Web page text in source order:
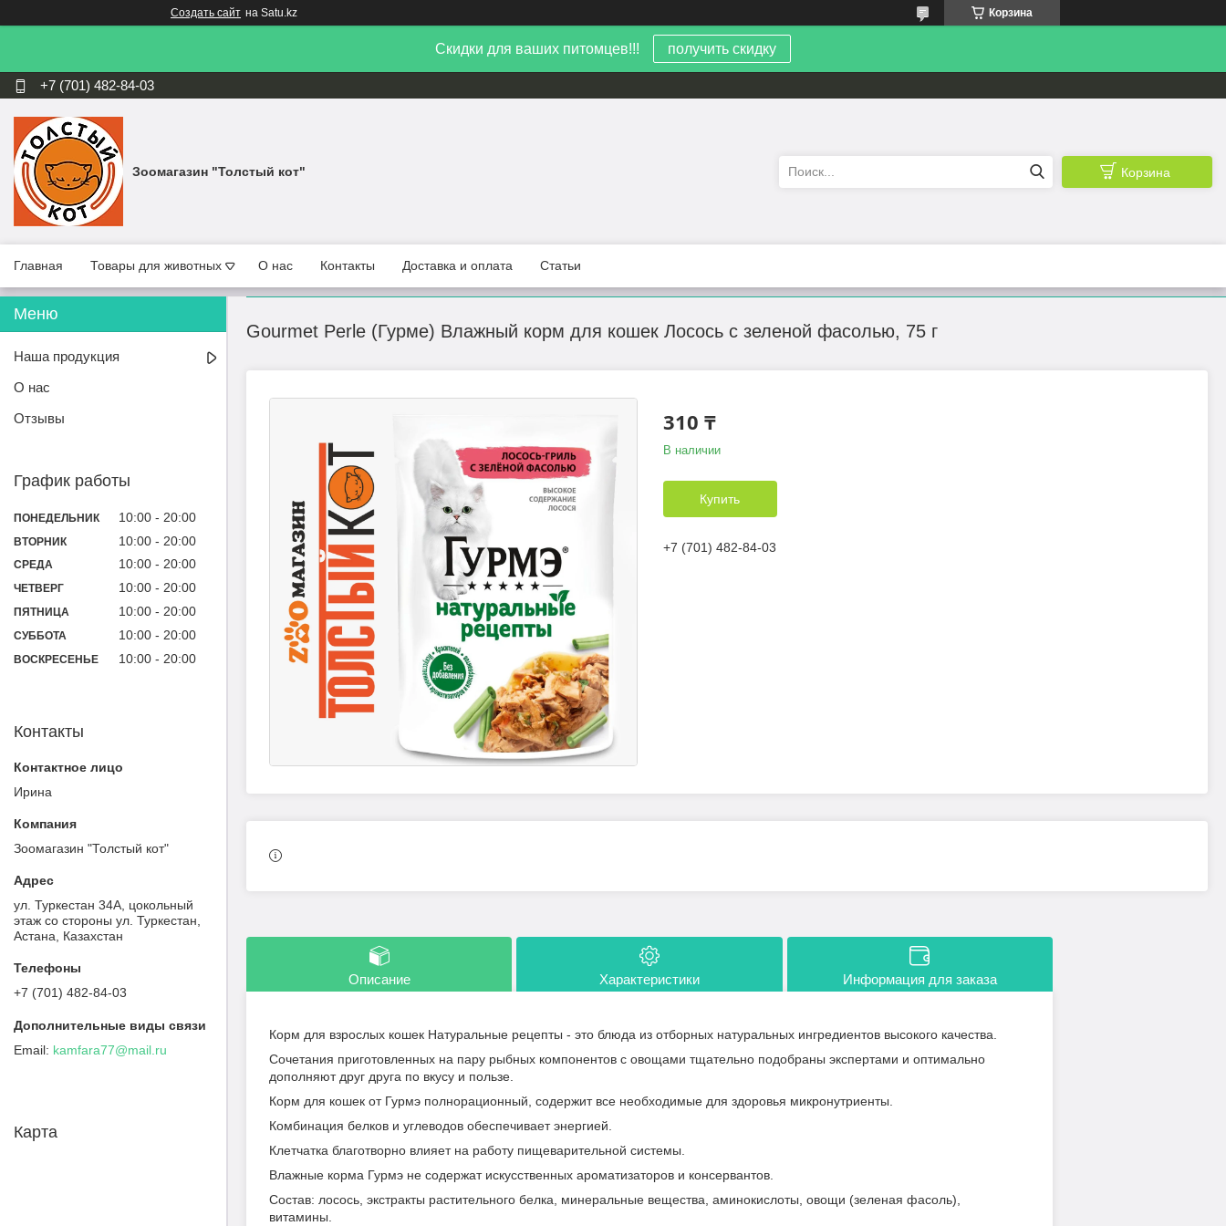
Создать сайт на Satu.kz Корзина
Скидки для ваших питомцев!!! получить скидку
+7 (701) 482-84-03
Зоомагазин "Толстый кот" Корзина
Главная Товары для животных О нас Контакты Доставка и оплата Статьи
Gourmet Perle (Гурме) Влажный корм для кошек Лосось с зеленой фасолью, 75 г
310 ₸
В наличии
Купить
+7 (701) 482-84-03
Описание Характеристики Информация для заказа
Корм для взрослых кошек Натуральные рецепты - это блюда из отборных натуральных ингредиентов высокого качества.
Сочетания приготовленных на пару рыбных компонентов с овощами тщательно подобраны экспертами и оптимально
дополняют друг друга по вкусу и пользе.
Корм для кошек от Гурмэ полнорационный, содержит все необходимые для здоровья микронутриенты.
Комбинация белков и углеводов обеспечивает энергией.
Клетчатка благотворно влияет на работу пищеварительной системы.
Влажные корма Гурмэ не содержат искусственных ароматизаторов и консервантов.
Состав: лосось, экстракты растительного белка, минеральные вещества, аминокислоты, овощи (зеленая фасоль),
витамины.
Наша продукция
О нас
Отзывы
График работы
ПОНЕДЕЛЬНИК 10:00 20:00
ВТОРНИК 10:00 20:00
СРЕДА 10:00 20:00
ЧЕТВЕРГ 10:00 20:00
ПЯТНИЦА 10:00 20:00
СУББОТА 10:00 20:00
ВОСКРЕСЕНЬЕ 10:00 20:00
Контакты
Ирина
Зоомагазин "Толстый кот"
ул. Туркестан 34А, цокольный
этаж со стороны ул. Туркестан,
Астана, Казахстан
+7 (701) 482-84-03
kamfara77@mail.ru
Карта